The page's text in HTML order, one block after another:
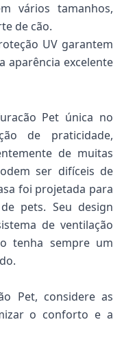
vários tamanhos,
de cão.
UV garantem
aparência excelente
Pet única no
de praticidade,
de muitas
ser difíceis de
foi projetada para
pets. Seu design
de ventilação
tenha sempre um
Pet, considere as
o conforto e a